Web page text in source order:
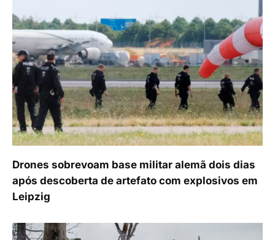
Drones sobrevoam base militar alemã dois dias
após descoberta de artefato com explosivos em
Leipzig